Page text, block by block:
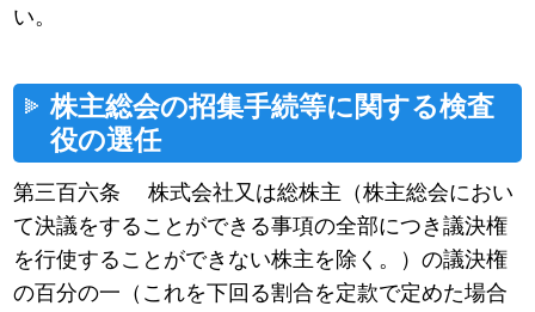
い。
株主総会の招集手続等に関する検査
役の選任
第三百六条 株式会社又は総株主（株主総会におい
て決議をすることができる事項の全部につき議決権
を行使することができない株主を除く。）の議決権
の百分の一（これを下回る割合を定款で定めた場合